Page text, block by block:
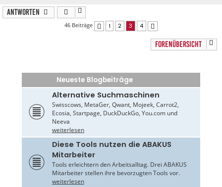
Antworten
46 Beiträge Vorherige
1 2 3 4
FORENÜBERSICHT
Neueste Blogbeiträge
Alternative Suchmaschinen
Swisscows, MetaGer, Qwant, Mojeek, Carrot2,
Ecosia, Startpage, DuckDuckGo, You.com und
Neeva
weiterlesen
Diese Tools nutzen die ABAKUS
Mitarbeiter
Tools erleichtern den Arbeitsalltag. Drei ABAKUS
Mitarbeiter stellen ihre bevorzugten Tools vor.
weiterlesen